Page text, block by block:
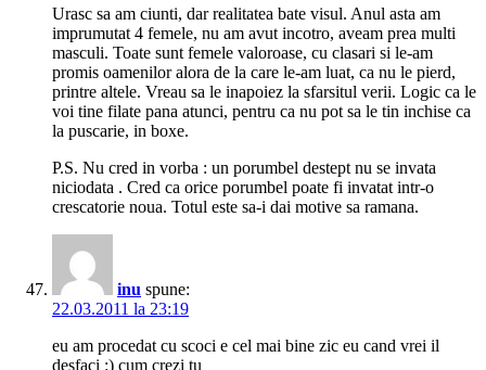
Urasc sa am ciunti, dar realitatea bate visul. Anul asta am
imprumutat 4 femele, nu am avut incotro, aveam prea multi
masculi. Toate sunt femele valoroase, cu clasari si le-am
promis oamenilor alora de la care le-am luat, ca nu le pierd,
printre altele. Vreau sa le inapoiez la sfarsitul verii. Logic ca le
voi tine filate pana atunci, pentru ca nu pot sa le tin inchise ca
la puscarie, in boxe.
P.S. Nu cred in vorba : un porumbel destept nu se invata
niciodata . Cred ca orice porumbel poate fi invatat intr-o
crescatorie noua. Totul este sa-i dai motive sa ramana.
inu spune:
22.03.2011 la 23:19
eu am procedat cu scoci e cel mai bine zic eu cand vrei il
desfaci :) cum crezi tu